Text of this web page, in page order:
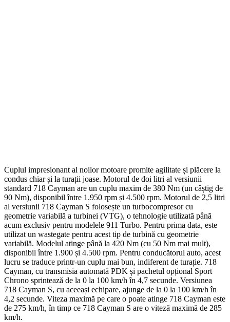
Cuplul impresionant al noilor motoare promite agilitate și plăcere la
condus chiar și la turații joase. Motorul de doi litri al versiunii
standard 718 Cayman are un cuplu maxim de 380 Nm (un câștig de
90 Nm), disponibil între 1.950 rpm și 4.500 rpm. Motorul de 2,5 litri
al versiunii 718 Cayman S folosește un turbocompresor cu
geometrie variabilă a turbinei (VTG), o tehnologie utilizată până
acum exclusiv pentru modelele 911 Turbo. Pentru prima data, este
utilizat un wastegate pentru acest tip de turbină cu geometrie
variabilă. Modelul atinge până la 420 Nm (cu 50 Nm mai mult),
disponibil între 1.900 și 4.500 rpm. Pentru conducătorul auto, acest
lucru se traduce printr-un cuplu mai bun, indiferent de turație. 718
Cayman, cu transmisia automată PDK și pachetul opțional Sport
Chrono sprintează de la 0 la 100 km/h în 4,7 secunde. Versiunea
718 Cayman S, cu aceeași echipare, ajunge de la 0 la 100 km/h în
4,2 secunde. Viteza maximă pe care o poate atinge 718 Cayman este
de 275 km/h, în timp ce 718 Cayman S are o viteză maximă de 285
km/h.